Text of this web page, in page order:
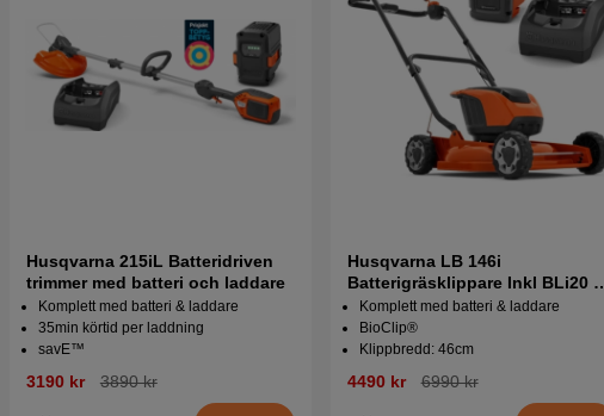
Husqvarna 215iL Batteridriven
trimmer med batteri och laddare
Komplett med batteri & laddare
35min körtid per laddning
savE™
3190 kr 3890 kr
Husqvarna LB 146i
Batterigräsklippare Inkl BLi20 &
C80Komplett med batteri & laddare
BioClip®
Klippbredd: 46cm
4490 kr 6990 kr